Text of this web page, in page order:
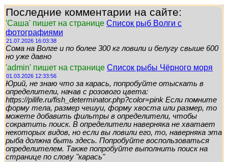
Последние комментарии на сайте:
'Саша' пишет на странице Список рыб Волги с
фотографиями
21.07.2026 16:03:38
Сома на Волге и по более 300 кг ловили и белугу свыше 600
но уже давно
'admin' пишет на странице Список рыбы Чёрного моря
01.03.2026 12:33:56
Юрий, не знаю что за карась, попробуйте отыскать в
определители, начав с розового цвета:
https://pilife.ru/fish_determinator.php?color=pink Если помните
форму тела, размер чешуи, форму хвоста или размер, то
можете добавить фильтры в определители, чтобы
сократить поиск. В определители наверняка не хватает
некоторых видов, но если вы ловили его, то, наверняка эта
рыба должна быть здесь. Попробуйте воспользоваться
определителем. Также попробуйте выполнить поиск на
странице по слову "карась"